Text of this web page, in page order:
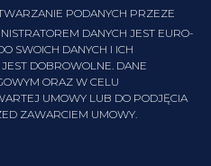
PODANYCH PRZEZE
DANYCH JEST EURO-
SWOICH DANYCH I ICH
DOBROWOLNE. DANE
ORAZ W CELU
UMOWY LUB DO PODJĘCIA
ZAWARCIEM UMOWY.